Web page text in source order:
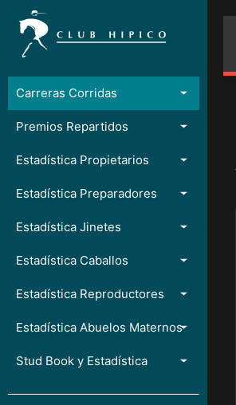
Carreras Corridas
Premios Repartidos
Estadística Propietarios
Estadística Preparadores
Estadística Jinetes
Estadística Caballos
Estadística Reproductores
Estadística Abuelos Maternos
Stud Book y Estadística